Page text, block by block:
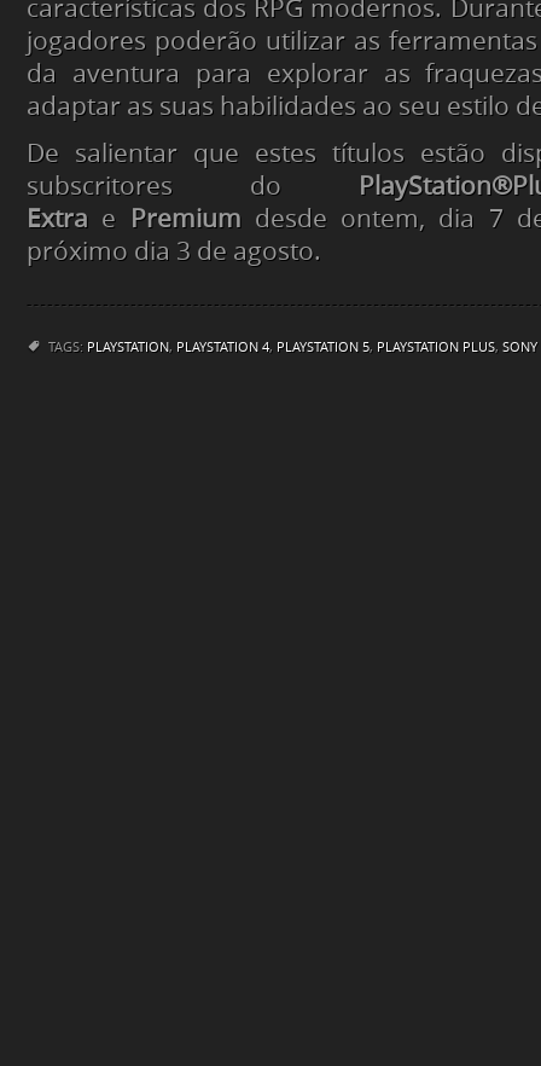
características dos RPG modernos.
jogadores poderão utilizar as
da aventura para explorar as
adaptar as suas habilidades ao seu estilo
De salientar que estes títulos estão
subscritores do
Extra e Premium desde ontem, dia 7
próximo dia 3 de agosto.
TAGS: PLAYSTATION, PLAYSTATION 4, PLAYSTATION 5, PLAYSTATION PLUS, SONY